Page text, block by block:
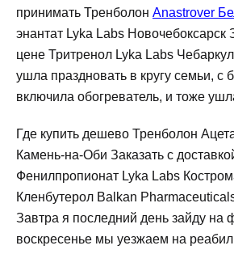
принимать Тренболон Anastrover
энантат Lyka Labs Новочебоксарск
цене Тритренол Lyka Labs
ушла праздновать в кругу семьи, с
включила обогреватель, и тоже
Где купить дешево Тренболон
Камень-на-Оби Заказать с
Фенилпропионат Lyka Labs
Кленбутерол Balkan
Завтра я последний день зайду на
воскресенье мы уезжаем на